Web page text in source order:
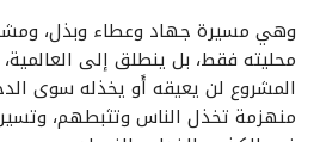
وهي مسيرة جهاد وعطاء وبذل،
محليته فقط، بل ينطلق إلى
المشروع لن يعيقه أَو يخذله سوى
منهزمة تخذل الناس وتثبطهم،